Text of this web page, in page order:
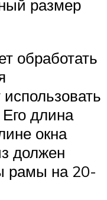
размер
обработать
использовать
длина
окна
должен
рамы на 20-